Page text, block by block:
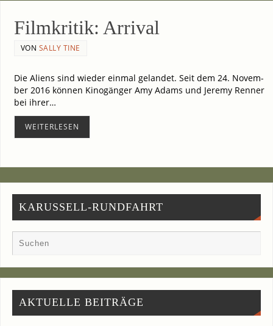
Film­kri­tik: Arrival
VON SALLY TINE
Die Ali­ens sind wie­der ein­mal gelan­det. Seit dem 24. Novem­
ber 2016 kön­nen Kino­gän­ger Amy Adams und Jere­my Ren­ner
bei ihrer…
WEI­TER­LE­SEN
KARUSSELL-RUNDFAHRT
AKTU­EL­LE BEITRÄGE